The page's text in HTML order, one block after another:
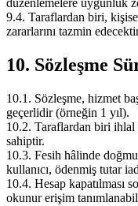
düzenlemelere uygunluk
9.4. Taraflardan biri,
zararlarını tazmin
10. Sözleşme
10.1. Sözleşme, hizmet
geçerlidir (örneğin 1 yıl).
10.2. Taraflardan biri ihlal
sahiptir.
10.3. Fesih hâlinde
kullanıcı, ödenmiş tutar
10.4. Hesap kapatılması
okunur erişim